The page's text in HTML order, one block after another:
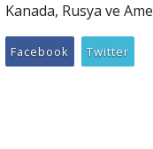
Kanada, Rusya ve
Facebook Twitter